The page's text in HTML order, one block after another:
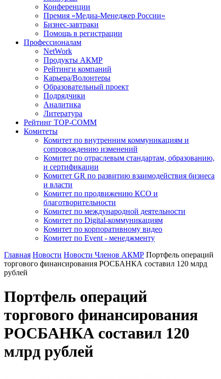
Конференции
Премия «Медиа-Менеджер России»
Бизнес-завтраки
Помощь в регистрации
Профессионалам
NetWork
Продукты АКМР
Рейтинги компаний
Карьера/Волонтеры
Образовательный проект
Подрядчики
Аналитика
Литература
Рейтинг TOP-COMM
Комитеты
Комитет по внутренним коммуникациям и
сопровождению изменений
Комитет по отраслевым стандартам, образованию,
и сертификации
Комитет GR по развитию взаимодействия бизнеса
и власти
Комитет по продвижению КСО и
благотворительности
Комитет по международной деятельности
Комитет по Digital-коммуникациям
Комитет по корпоративному видео
Комитет по Event - менеджменту
Главная Новости Новости Членов АКМР Портфель операций
торгового финансирования РОСБАНКА составил 120 млрд
рублей
Портфель операций
торгового финансирования
РОСБАНКА составил 120
млрд рублей